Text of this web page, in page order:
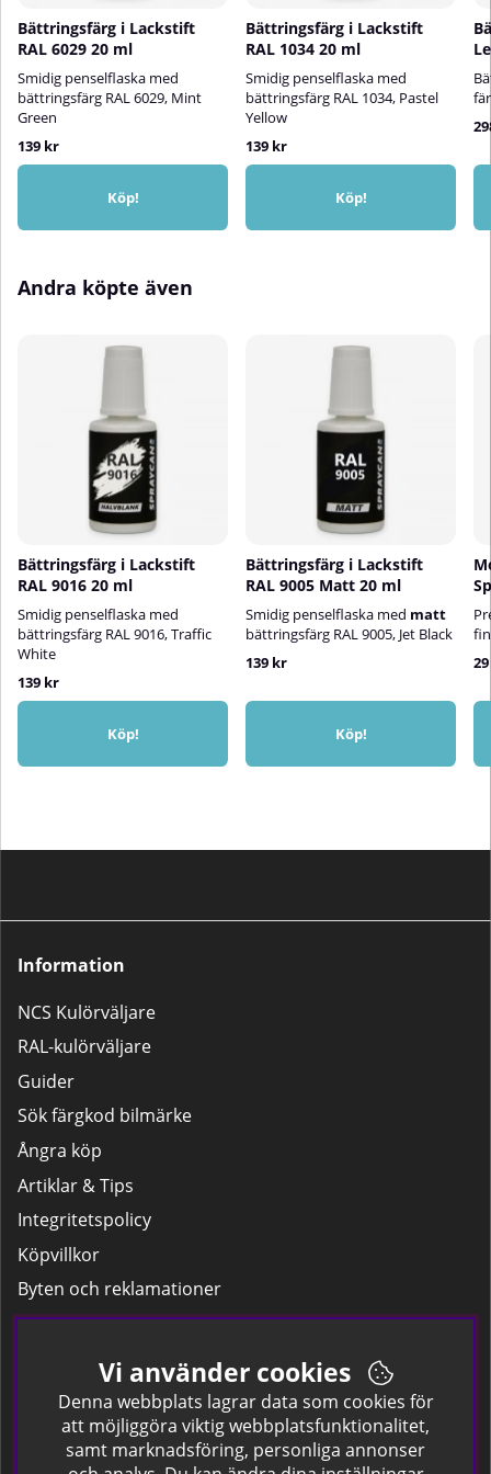
minst 2 minuter före
användningTestspraya för att
kontrollera färg och fästeSpraya i
flera tunna, korslagda lager från
cirka 25 cm avståndSkaka
sprayburken mellan varje
lagerRengör ventilen efter
användning genom att spraya
upp och ner i 5 sekunder⚠️
Applicera inte på syntetiska
färger🎨 Färg på skärm kan
Bättringsfärg i Lackstift
RAL 6029 20 ml
Smidig penselflaska med
bättringsfärg RAL 6029, Mint
Green
139 kr
Köp!
Bättringsfärg i Lackstift
RAL 1034 20 ml
Smidig penselflaska med
bättringsfärg RAL 1034, Pastel
Yellow
139 kr
Köp!
Andra köpte även
Bättringsfärg i Lackstift
RAL 9016 20 ml
Smidig penselflaska med
bättringsfärg RAL 9016, Traffic
White
139 kr
Köp!
Bättringsfärg i Lackstift
RAL 9005 Matt 20 ml
Smidig penselflaska med matt
bättringsfärg RAL 9005, Jet Black
139 kr
Köp!
Information
NCS Kulörväljare
RAL-kulörväljare
Guider
Sök färgkod bilmärke
Ångra köp
Artiklar & Tips
Integritetspolicy
Köpvillkor
Byten och reklamationer
Leverans
Hitta färgkoden på bilen.
Företagskund
Om oss
Vi använder cookies
Denna webbplats lagrar data som cookies för
att möjliggöra viktig webbplatsfunktionalitet,
samt marknadsföring, personliga annonser